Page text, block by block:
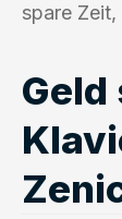
spare
Geld